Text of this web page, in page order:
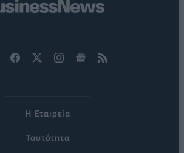
Η Εταιρεία
Ταυτότητα